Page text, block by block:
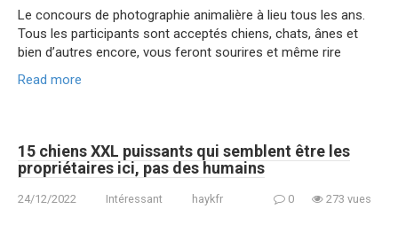
Le concours de photographie animalière à lieu tous les ans.
Tous les participants sont acceptés chiens, chats, ânes et
bien d’autres encore, vous feront sourires et même rire
Read more
15 chiens XXL puissants qui semblent être les
propriétaires ici, pas des humains
24/12/2022 Intéressant haykfr 0 273 vues